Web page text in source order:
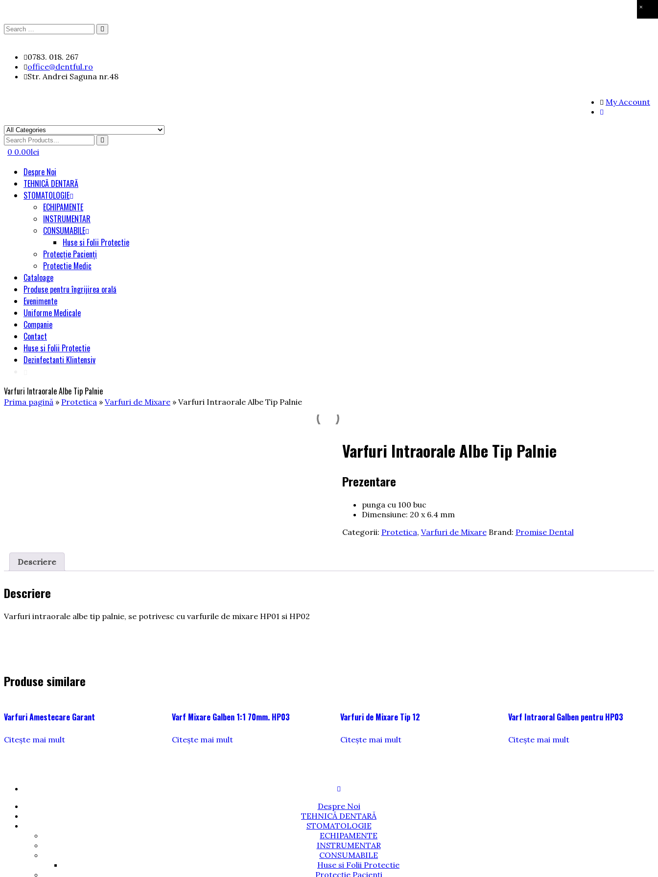
×
Search
content
0783. 018. 267
office@dentful.ro
Str. Andrei Saguna nr.48
My Account
Search
for
0 0.00lei
Despre Noi
TEHNICĂ DENTARĂ
STOMATOLOGIE
ECHIPAMENTE
INSTRUMENTAR
CONSUMABILE
Huse si Folii Protectie
Protecție Pacienți
Protectie Medic
Cataloage
Produse pentru îngrijirea orală
Evenimente
Uniforme Medicale
Companie
Contact
Huse si Folii Protectie
Dezinfectanti Klintensiv
Varfuri Intraorale Albe Tip Palnie
Prima pagină » Protetica » Varfuri de Mixare » Varfuri Intraorale Albe Tip Palnie
Varfuri Intraorale Albe Tip Palnie
Prezentare
punga cu 100 buc
Dimensiune: 20 x 6.4 mm
Categorii: Protetica, Varfuri de Mixare Brand: Promise Dental
Descriere
Descriere
Varfuri intraorale albe tip palnie, se potrivesc cu varfurile de mixare HP01 si HP02
Produse similare
Varfuri Amestecare Garant
Citește mai mult
Varf Mixare Galben 1:1 70mm. HP03
Citește mai mult
Varfuri de Mixare Tip 12
Citește mai mult
Varf Intraoral Galben pentru HP03
Citește mai mult
Despre Noi
TEHNICĂ DENTARĂ
STOMATOLOGIE
ECHIPAMENTE
INSTRUMENTAR
CONSUMABILE
Huse si Folii Protectie
Protecție Pacienți